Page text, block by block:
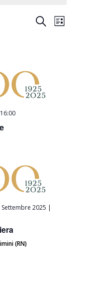
Eventi
Cerca
Evento
Viste
Lista
16:00
Settembre 2025 |
(RN)